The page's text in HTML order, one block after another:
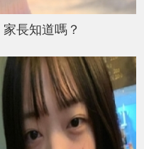
長知道嗎？